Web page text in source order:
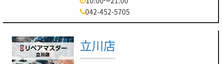
042-452-5705
立川店